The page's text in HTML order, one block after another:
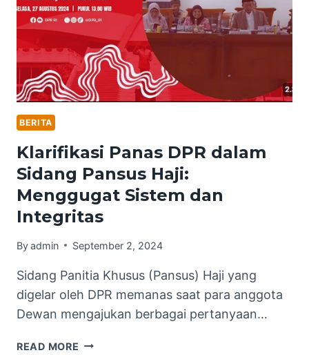
BERITA
Klarifikasi Panas DPR dalam
Sidang Pansus Haji:
Menggugat Sistem dan
Integritas
Byadmin September 2, 2024
Sidang Panitia Khusus (Pansus) Haji yang
digelar oleh DPR memanas saat para anggota
Dewan mengajukan berbagai pertanyaan…
READ MORE KLARIFIKASI